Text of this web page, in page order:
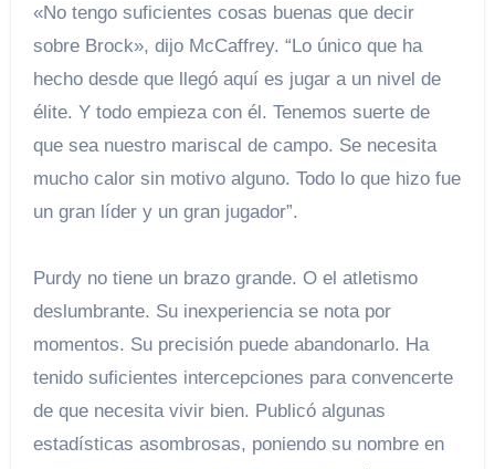
«No tengo suficientes cosas buenas que decir
sobre Brock», dijo McCaffrey. “Lo único que ha
hecho desde que llegó aquí es jugar a un nivel de
élite. Y todo empieza con él. Tenemos suerte de
que sea nuestro mariscal de campo. Se necesita
mucho calor sin motivo alguno. Todo lo que hizo fue
un gran líder y un gran jugador”.
Purdy no tiene un brazo grande. O el atletismo
deslumbrante. Su inexperiencia se nota por
momentos. Su precisión puede abandonarlo. Ha
tenido suficientes intercepciones para convencerte
de que necesita vivir bien. Publicó algunas
estadísticas asombrosas, poniendo su nombre en